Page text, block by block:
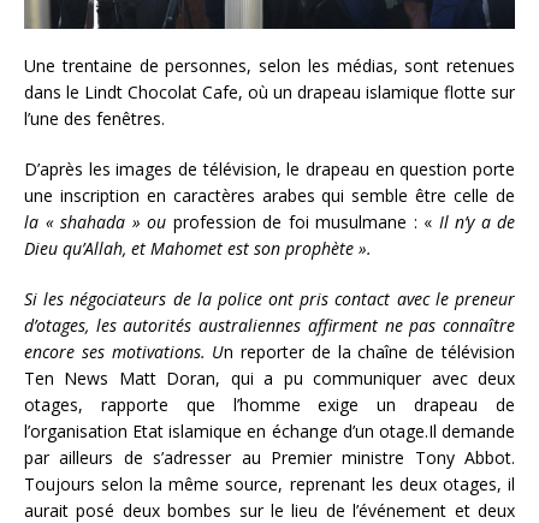
Une trentaine de personnes, selon les médias, sont retenues
dans le Lindt Chocolat Cafe, où un drapeau islamique flotte sur
l’une des fenêtres.
D’après les images de télévision, le drapeau en question porte
une inscription en caractères arabes qui semble être celle de
la « shahada » ou profession de foi musulmane : « Il n’y a de
Dieu qu’Allah, et Mahomet est son prophète ».
Si les négociateurs de la police ont pris contact avec le preneur
d’otages, les autorités australiennes affirment ne pas connaître
encore ses motivations. Un reporter de la chaîne de télévision
Ten News Matt Doran, qui a pu communiquer avec deux
otages, rapporte que l’homme exige un drapeau de
l’organisation Etat islamique en échange d’un otage.Il demande
par ailleurs de s’adresser au Premier ministre Tony Abbot.
Toujours selon la même source, reprenant les deux otages, il
aurait posé deux bombes sur le lieu de l’événement et deux